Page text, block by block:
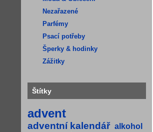
Nezařazené
Parfémy
Psací potřeby
Šperky & hodinky
Zážitky
Štítky
advent
adventní kalendář alkohol